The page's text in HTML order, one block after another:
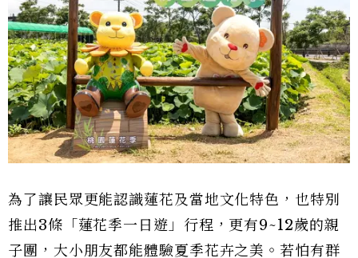
為了讓民眾更能認識蓮花及當地文化特色，也特別
推出3條「蓮花季一日遊」行程，更有9~12歲的親
子團，大小朋友都能體驗夏季花卉之美。若怕有群